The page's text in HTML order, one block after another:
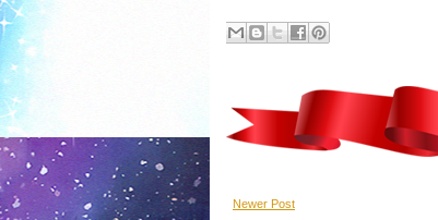
Newer Post